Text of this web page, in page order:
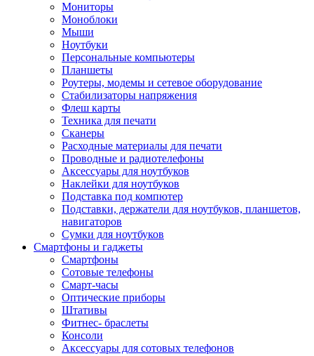
Мониторы
Моноблоки
Мыши
Ноутбуки
Персональные компьютеры
Планшеты
Роутеры, модемы и сетевое оборудование
Стабилизаторы напряжения
Флеш карты
Техника для печати
Сканеры
Расходные материалы для печати
Проводные и радиотелефоны
Аксессуары для ноутбуков
Наклейки для ноутбуков
Подставка под компютер
Подставки, держатели для ноутбуков, планшетов,
навигаторов
Сумки для ноутбуков
Смартфоны и гаджеты
Смартфоны
Сотовые телефоны
Смарт-часы
Оптические приборы
Штативы
Фитнес- браслеты
Консоли
Аксессуары для сотовых телефонов